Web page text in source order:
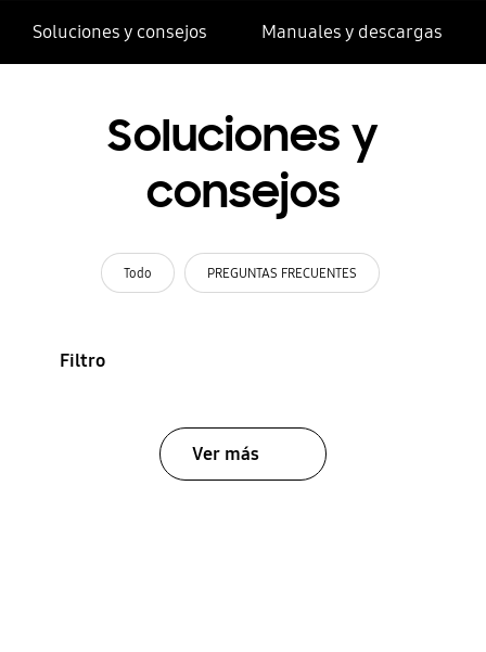
Soluciones y consejos Manuales y descargas
Soluciones y
consejos
Todo PREGUNTAS FRECUENTES
Filtro
Ver más